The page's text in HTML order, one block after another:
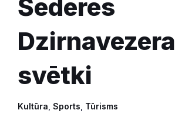
Šēderes
Dzirnavezera
svētki
Kultūra Sports Tūrisms